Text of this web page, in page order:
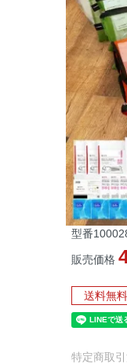
型番
販売価格
送料無料
特定商取